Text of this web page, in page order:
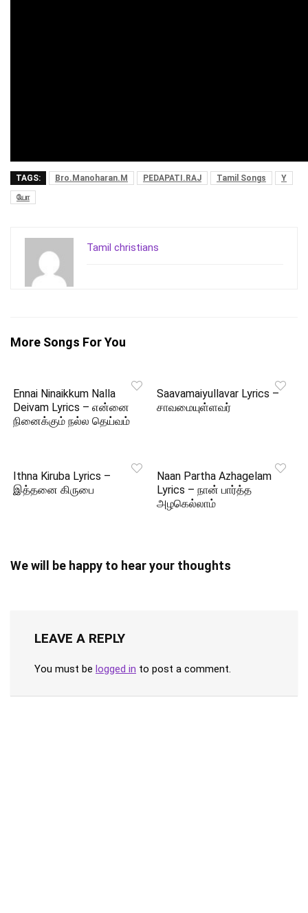
TAGS: Bro.Manoharan.M PEDAPATI.RAJ Tamil Songs
Y
யோ
Tamil christians
More Songs For You
Ennai Ninaikkum Nalla
Deivam Lyrics – என்னை
நினைக்கும் நல்ல தெய்வம்
Saavamaiyullavar Lyrics –
சாவமையுள்ளவர்
Ithna Kiruba Lyrics –
இத்தனை கிருபை
Naan Partha Azhagelam
Lyrics – நான் பார்த்த
அழகெல்லாம்
We will be happy to hear your thoughts
LEAVE A REPLY
You must be logged in to post a comment.